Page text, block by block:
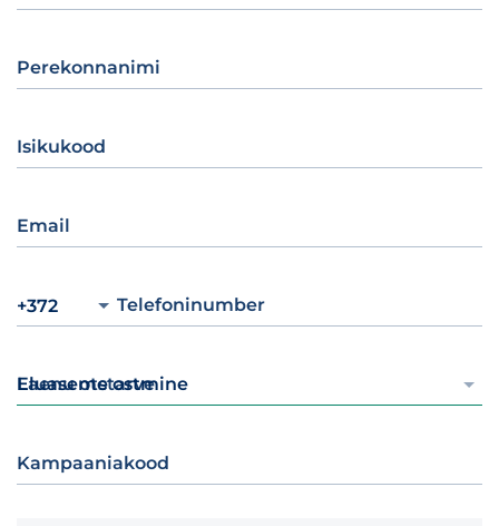
Perekonnanimi
Isikukood
Email
Telefoninumber
+372
Laenu otstarve
Eluaseme ostmine
Kampaaniakood